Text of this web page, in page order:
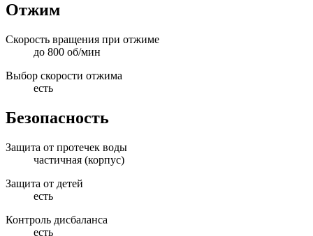
Отжим
Скорость вращения при отжиме
до 800 об/мин
Выбор скорости отжима
есть
Безопасность
Защита от протечек воды
частичная (корпус)
Защита от детей
есть
Контроль дисбаланса
есть